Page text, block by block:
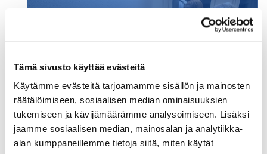
Tämä sivusto käyttää evästeitä
Käytämme evästeitä tarjoamamme sisällön ja mainosten
räätälöimiseen, sosiaalisen median ominaisuuksien
tukemiseen ja kävijämäärämme analysoimiseen. Lisäksi
jaamme sosiaalisen median, mainosalan ja analytiikka-
alan kumppaneillemme tietoja siitä, miten käytät